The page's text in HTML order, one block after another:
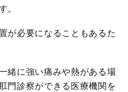
。
が必要になることもあるた
緒に強い痛みや熱がある場
門診察ができる医療機関を